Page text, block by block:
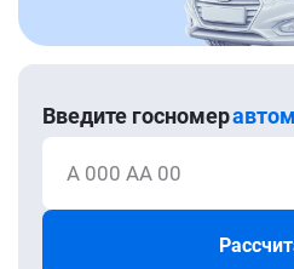
Введите госномер
А 000 АА 00